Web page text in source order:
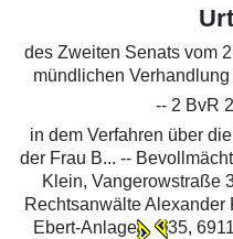
des Zweiten Senats vom
mündlichen
-- 2 BvR
in dem Verfahren über
der Frau B... --
Klein, Vangerowstraße
Rechtsanwälte
Ebert-Anlage
35,